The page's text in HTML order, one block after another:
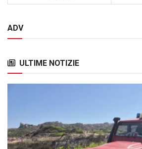
ADV
ULTIME NOTIZIE